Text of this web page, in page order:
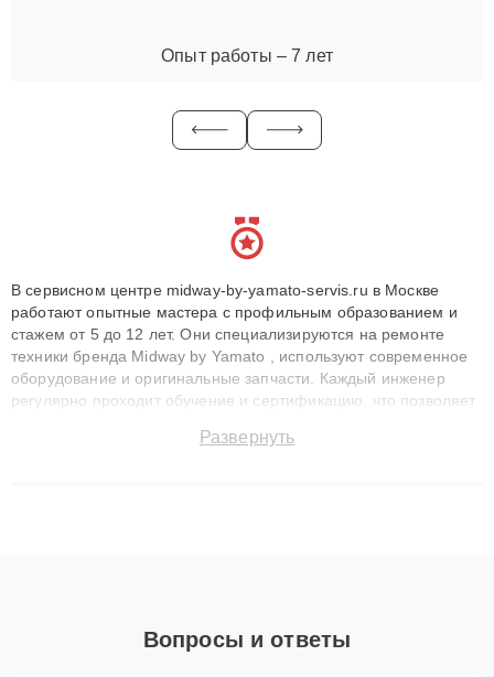
Опыт работы – 7 лет
В сервисном центре midway-by-yamato-servis.ru в Москве
работают опытные мастера с профильным образованием и
стажем от 5 до 12 лет. Они специализируются на ремонте
техники бренда Midway by Yamato , используют современное
оборудование и оригинальные запчасти. Каждый инженер
регулярно проходит обучение и сертификацию, что позволяет
технику с сохранением гарантии до 3 лет. Наши мастера
Развернуть
Вопросы и ответы